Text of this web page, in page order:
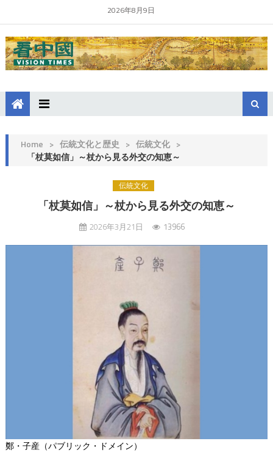
2026年8月9日
Home > 伝統文化と歴史 > 伝統文化 >
「杖莫如信」～杖から見る外交の知恵～
伝統文化
「杖莫如信」～杖から見る外交の知恵～
2026年3月21日 13966
鄭・子産（パブリック・ドメイン）